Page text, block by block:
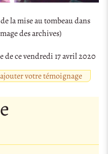
la mise au tombeau dans
des archives)
de ce vendredi 17 avril 2020
votre témoignage